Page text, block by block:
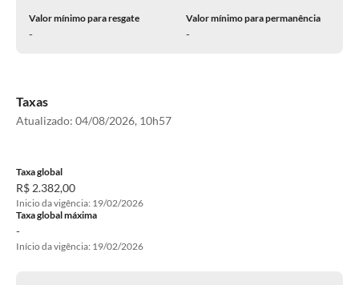
Valor mínimo para resgate
-
Valor mínimo para permanência
-
Taxas
Atualizado: 04/08/2026, 10h57
Taxa global
R$ 2.382,00
Inicio da vigência: 19/02/2026
Taxa global máxima
-
Início da vigência: 19/02/2026